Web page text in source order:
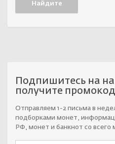
Подпишитесь на
получите
Отправляем 1-2 письма в
подборками монет,
РФ, монет и банкнот со всего